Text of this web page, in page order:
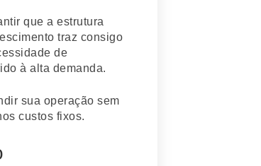
que a estrutura
traz consigo
de
à alta demanda.
sua operação sem
custos fixos.